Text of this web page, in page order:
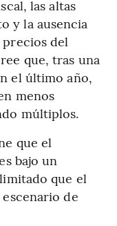
las altas
y la ausencia
del
que, tras una
el último año,
menos
múltiplos.
que el
bajo un
que el
de